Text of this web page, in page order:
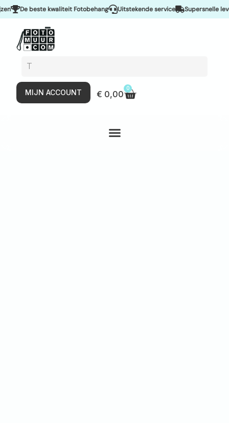
De beste kwaliteit Fotobehang Uitstekende service Supersnelle
MIJN ACCOUNT € 0,00
0